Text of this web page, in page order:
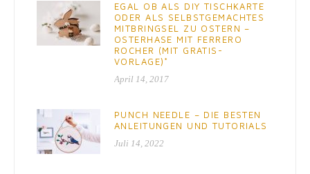
EGAL OB ALS DIY TISCHKARTE
ODER ALS SELBSTGEMACHTES
MITBRINGSEL ZU OSTERN –
OSTERHASE MIT FERRERO
ROCHER (MIT GRATIS-
VORLAGE)*
April 14, 2017
PUNCH NEEDLE – DIE BESTEN
ANLEITUNGEN UND TUTORIALS
Juli 14, 2022